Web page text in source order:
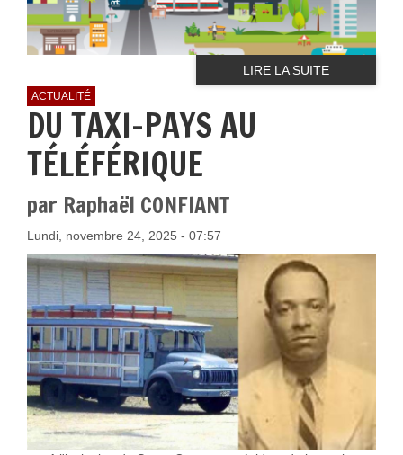
LIRE LA SUITE
ACTUALITÉ
DU TAXI-PAYS AU
TÉLÉFÉRIQUE
par Raphaël CONFIANT
Lundi, novembre 24, 2025 - 07:57